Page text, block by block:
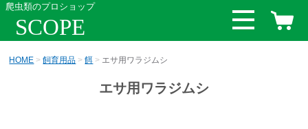
爬虫類のプロショップ
SCOPE
HOME 飼育用品 餌 エサ用ワラジムシ
エサ用ワラジムシ